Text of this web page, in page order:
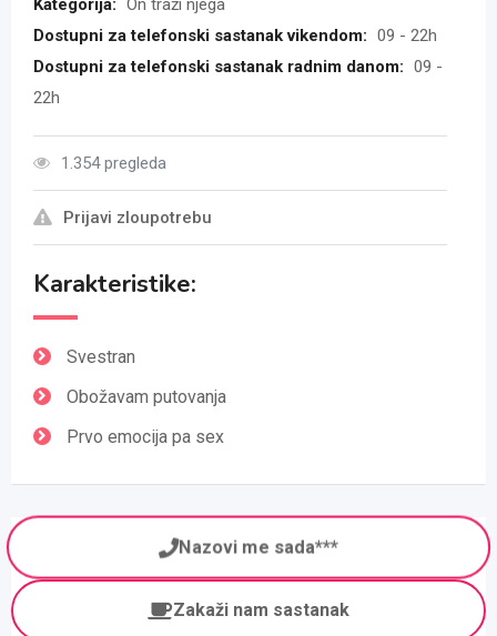
Kategorija: On traži njega
Dostupni za telefonski sastanak vikendom: 09 - 22h
Dostupni za telefonski sastanak radnim danom: 09 -
22h
1.354 pregleda
Prijavi zloupotrebu
Karakteristike:
Svestran
Obožavam putovanja
Prvo emocija pa sex
Nazovi me sada***
Zakaži nam sastanak